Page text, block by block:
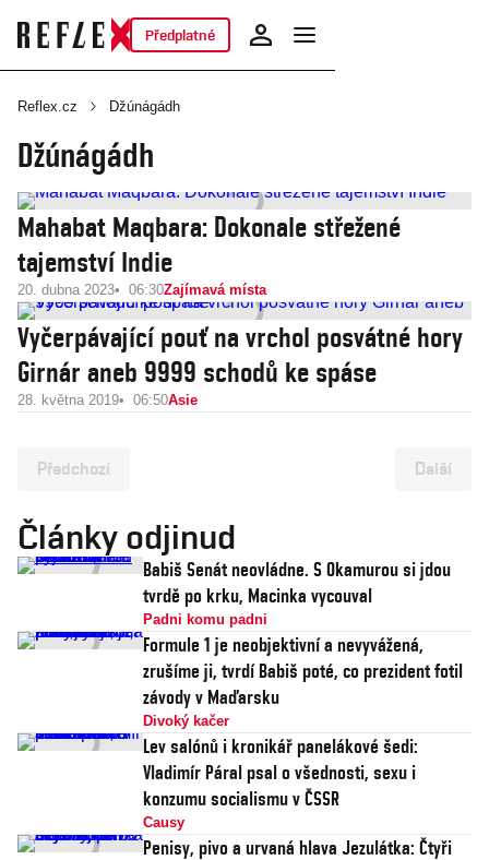
Předplatné
Reflex.cz Džúnágádh
Džúnágádh
Mahabat Maqbara: Dokonale střežené
tajemství Indie
20. dubna 2023 06:30Zajímavá místa
Vyčerpávající pouť na vrchol posvátné hory
Girnár aneb 9999 schodů ke spáse
28. května 2019 06:50Asie
Předchozí Další
Články odjinud
Babiš Senát neovládne. S Okamurou si jdou
tvrdě po krku, Macinka vycouval
Padni komu padni
Formule 1 je neobjektivní a nevyvážená,
zrušíme ji, tvrdí Babiš poté, co prezident fotil
závody v Maďarsku
Divoký kačer
Lev salónů i kronikář panelákové šedi:
Vladimír Páral psal o všednosti, sexu i
konzumu socialismu v ČSSR
Causy
Penisy, pivo a urvaná hlava Jezulátka: Čtyři